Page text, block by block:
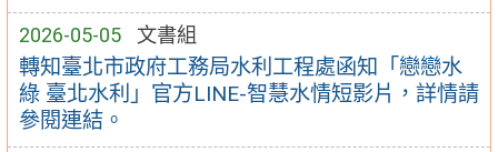
2026-05-05 文書組
轉知臺北市政府工務局水利工程處函知「戀戀水
綠 臺北水利」官方LINE-智慧水情短影片，詳情請
參閱連結。